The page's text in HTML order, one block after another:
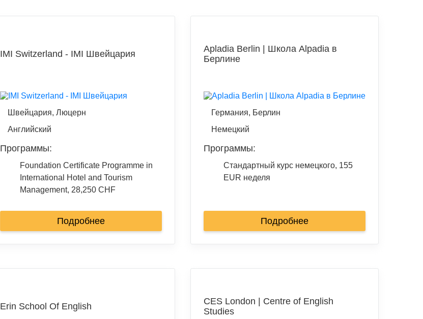
IMI Switzerland - IMI Швейцария
Швейцария, Люцерн
Английский
Программы:
Foundation Certificate Programme in
International Hotel and Tourism
Management, 28,250 CHF
Подробнее
Apladia Berlin | Школа Alpadia в
Берлине
Германия, Берлин
Немецкий
Программы:
Стандартный курс немецкого, 155
EUR неделя
Подробнее
Erin School Of English
CES London | Centre of English
Studies